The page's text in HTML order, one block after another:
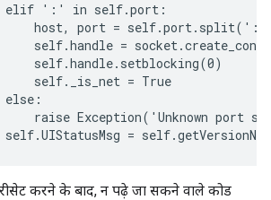
elif ':' in self.port:
host, port =
self.handle =
self.handle.setblocking(0)
self._is_net = True
else:
raise Exception('Unknown port
self.UIStatusMsg =
रीसेट करने के बाद, न पढ़े जा सकने वाले कोड